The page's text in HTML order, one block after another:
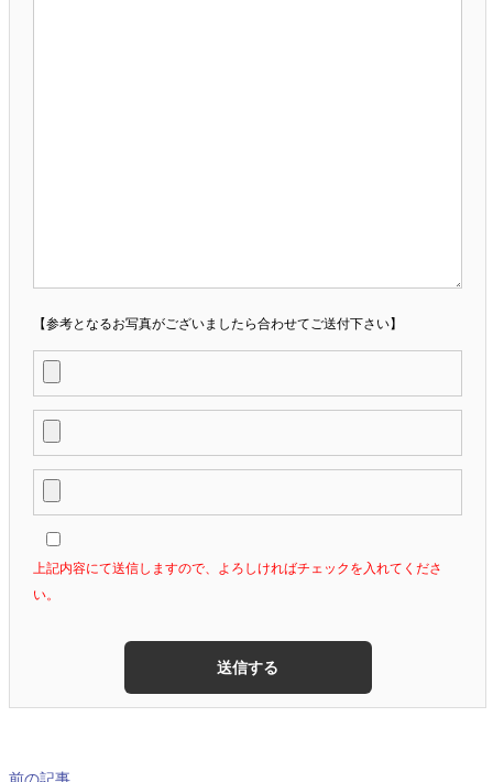
【参考となるお写真がございましたら合わせてご送付下さい】
上記内容にて送信しますので、よろしければチェックを入れてくださ
い。